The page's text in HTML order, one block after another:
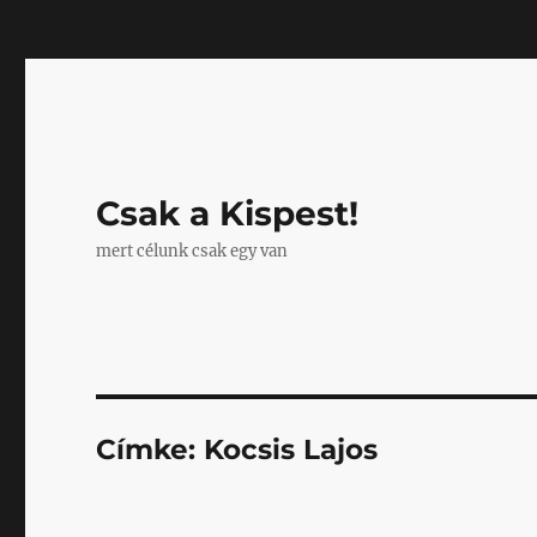
Csak a Kispest!
mert célunk csak egy van
Címke: Kocsis Lajos